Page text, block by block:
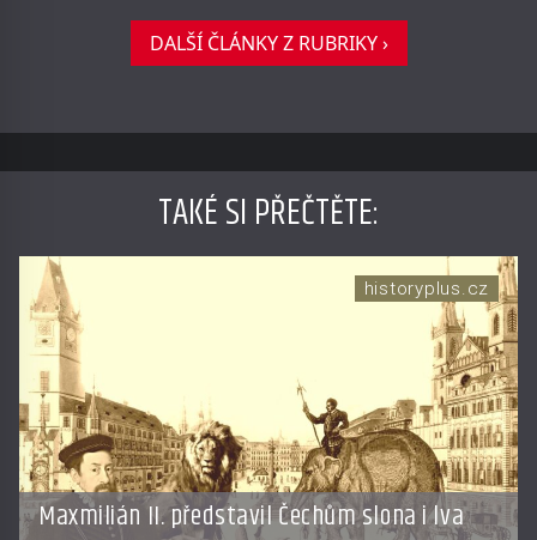
DALŠÍ ČLÁNKY Z RUBRIKY ›
TAKÉ SI PŘEČTĚTE:
Maxmilián II. představil Čechům slona i lva
historyplus.cz